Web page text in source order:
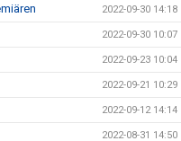
2022-09-30 14:18
2022-09-30 10:07
2022-09-23 10:04
2022-09-21 10:29
2022-09-12 14:14
2022-08-31 14:50